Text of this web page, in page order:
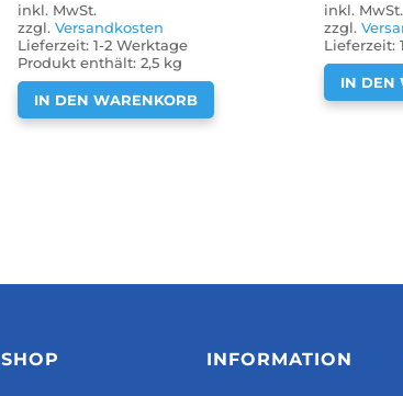
inkl. MwSt.
zzgl.Versandkosten
Lieferzeit:1-2 Werktage
Produkt enthält: 2,5 kg
IN DEN WARENKORB
inkl. MwSt.
zzgl.
Lieferzeit:
IN DEN
SHOP INFORMATION